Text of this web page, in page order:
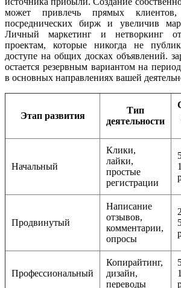
может привлечь прямых
посреднических бирж и увеличив
Личный маркетинг и нетворкинг
проектам, которые никогда не
доступе на общих досках объявлений.
остается резервным вариантом на
в основных направлениях вашей
Этап развития
Тип
деятельности
Начальный
Клики,
лайки,
простые
регистрации
Продвинутый
Написание
отзывов,
комментарии,
опросы
Профессиональный
Копирайтинг,
дизайн,
переводы